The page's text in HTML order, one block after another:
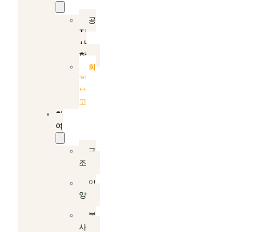
공
지
사
항
회
계
보
고
참
여
구
조
입
양
봉
사